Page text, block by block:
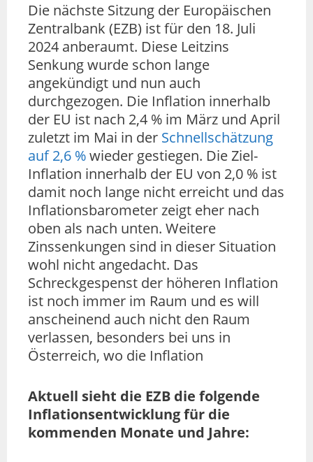
Die nächste Sitzung der Europäischen
Zentralbank (EZB) ist für den 18. Juli
2024 anberaumt. Diese Leitzins
Senkung wurde schon lange
angekündigt und nun auch
durchgezogen. Die Inflation innerhalb
der EU ist nach 2,4 % im März und April
zuletzt im Mai in der Schnellschätzung
auf 2,6 %wieder gestiegen. Die Ziel-
Inflation innerhalb der EU von 2,0 % ist
damit noch lange nicht erreicht und das
Inflationsbarometer zeigt eher nach
oben als nach unten. Weitere
Zinssenkungen sind in dieser Situation
wohl nicht angedacht. Das
Schreckgespenst der höheren Inflation
ist noch immer im Raum und es will
anscheinend auch nicht den Raum
verlassen, besonders bei uns in
Österreich, wo die Inflation
Aktuell sieht die EZB die folgende
Inflationsentwicklung für die
kommenden Monate und Jahre: